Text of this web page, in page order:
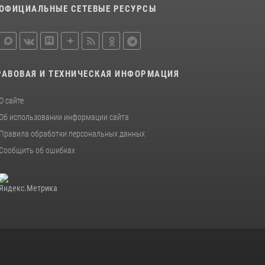
СЕТЕВЫЕ РЕСУРСЫ
И ТЕХНИЧЕСКАЯ ИНФОРМАЦИЯ
О сайте
Об использовании информации сайта
Правила обработки персональных данных
Сообщить об ошибках